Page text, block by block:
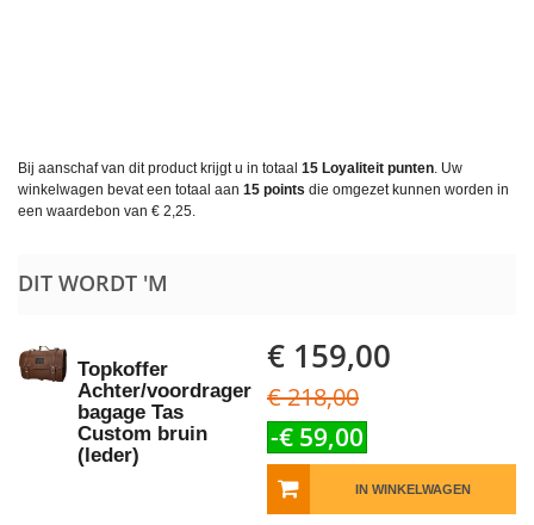
Bij aanschaf van dit product krijgt u in totaal 15 Loyaliteit punten. Uw
winkelwagen bevat een totaal aan 15 points die omgezet kunnen worden in
een waardebon van € 2,25.
DIT WORDT 'M
Topkoffer
Achter/voordrager
bagage Tas
Custom bruin
(leder)
€ 159,00
€ 218,00
-€ 59,00
IN WINKELWAGEN